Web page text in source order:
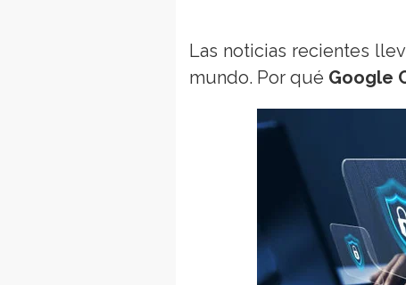
Las noticias recientes
mundo. Por qué Google